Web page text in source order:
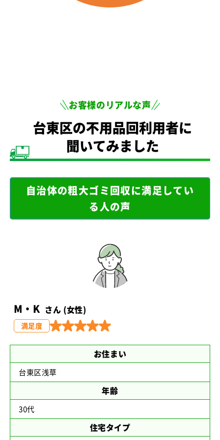
お客様のリアルな声
台東区の不用品回利用者に
聞いてみました
自治体の粗大ゴミ回収に満足してい
る人の声
M・K さん (女性)
満足度
お住まい
台東区浅草
年齢
30代
住宅タイプ